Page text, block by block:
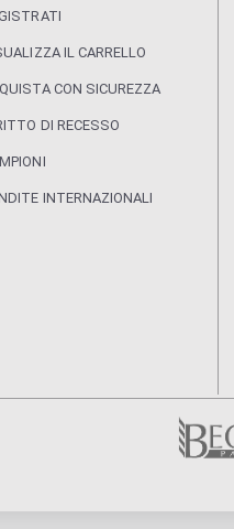
IL CARRELLO
CON SICUREZZA
DI RECESSO
INTERNAZIONALI